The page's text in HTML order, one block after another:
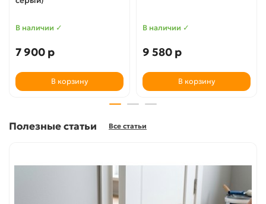
В наличии ✓
7 900 р
В корзину
В наличии ✓
9 580 р
В корзину
Полезные статьи Все статьи